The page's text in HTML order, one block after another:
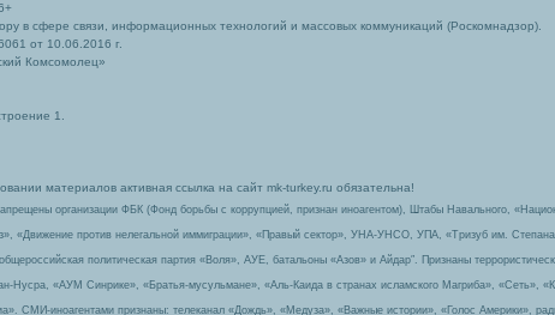
в сфере связи, информационных технологий и массовых коммуникаций (Роскомнадзор).
от 10.06.2016 г.
Комсомолец»
1.
материалов активная ссылка на сайт mk-turkey.ru обязательна!
организации ФБК (Фонд борьбы с коррупцией, признан иноагентом), Штабы Навального,
«Движение против нелегальной иммиграции», «Правый сектор», УНА-УНСО, УПА, «Тризуб им.
политическая партия «Воля», АУЕ, батальоны «Азов» и Айдар″. Признаны
Нусра, «АУМ Синрике», «Братья-мусульмане», «Аль-Каида в странах исламского Магриба», «Сеть»,
СМИ-иноагентами признаны: телеканал «Дождь», «Медуза», «Важные истории», «Голос Америки»,